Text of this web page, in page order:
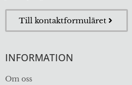
Till kontaktformuläret
INFORMATION
Om oss